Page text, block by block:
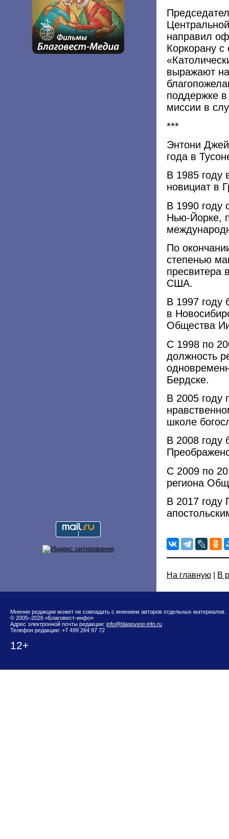
направил
Коркорану с
выражают
поддержке в
миссии в
***
Энтони
года в
В 1985 году
новициат в
В 1990 году
Нью-Йорке,
По
степенью
пресвитера
США.
В 1997 году
в
Общества
С 1998 по
должность
Бердске.
В 2005 году
школе
В 2008 году
С 2009 по
региона
В 2017 году
На главную | В
Мнение редакции может не совпадать с мнением авторов отдельных материалов.
© 2005–2026 «Благовест-инфо»
Адрес электронной почты редакции: info@blagovest-info.ru
Телефон редакции: +7 499 264 97 72
12+